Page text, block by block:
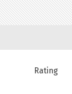
Rating